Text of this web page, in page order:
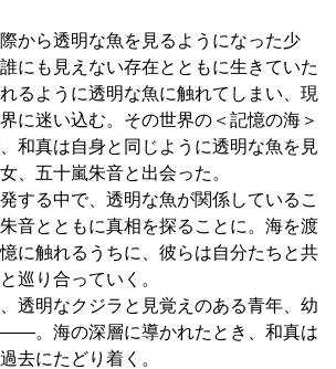
から透明な魚を見るようになった少
にも見えない存在とともに生きていた
るように透明な魚に触れてしまい、現
に迷い込む。その世界の＜記憶の海＞
和真は自身と同じように透明な魚を見
、五十嵐朱音と出会った。
する中で、透明な魚が関係しているこ
音とともに真相を探ることに。海を渡
に触れるうちに、彼らは自分たちと共
巡り合っていく。
透明なクジラと見覚えのある青年、幼
。海の深層に導かれたとき、和真は
去にたどり着く。